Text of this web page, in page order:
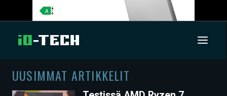
UUTISET
UUSIMMAT ARTIKKELIT